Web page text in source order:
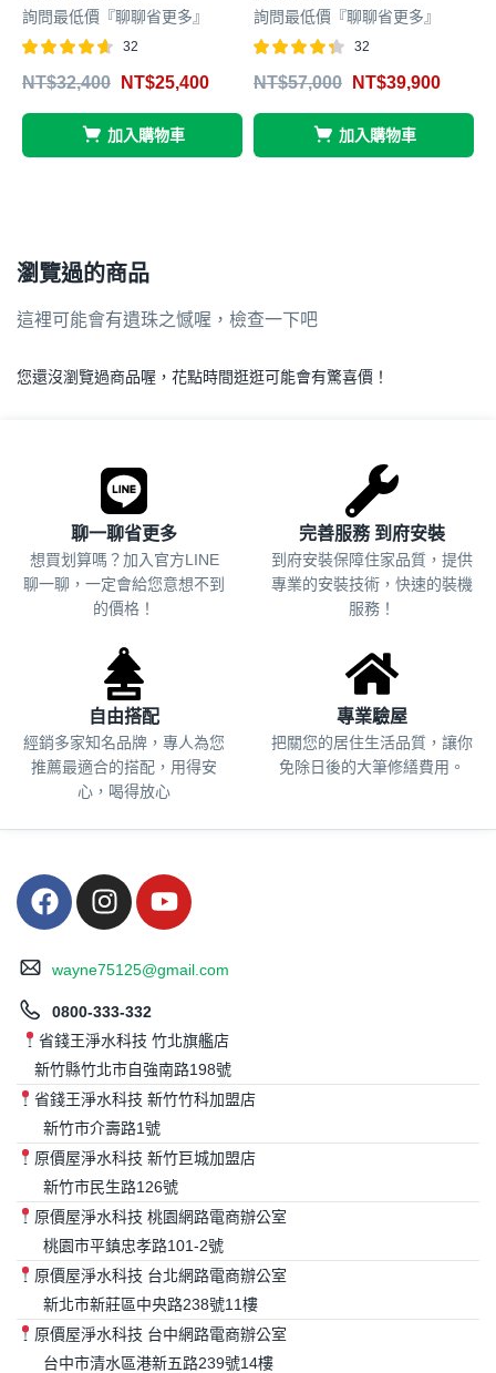
詢問最低價『聊聊省更多』
4.56
32
NT$32,400 NT$25,400
加入購物車
詢問最低價『聊聊省更多』
4.28
32
NT$57,000 NT$39,900
加入購物車
瀏覽過的商品
這裡可能會有遺珠之憾喔，檢查一下吧
您還沒瀏覽過商品喔，花點時間逛逛可能會有驚喜價！
聊一聊省更多
想買划算嗎？加入官方LINE
聊一聊，一定會給您意想不到
的價格！
完善服務 到府安裝
到府安裝保障住家品質，提供
專業的安裝技術，快速的裝機
服務！
自由搭配
經銷多家知名品牌，專人為您
推薦最適合的搭配，用得安
心，喝得放心
專業驗屋
把關您的居住生活品質， 讓你
免除日後的大筆修繕費用。
wayne75125@gmail.com
0800-333-332
省錢王淨水科技 竹北旗艦店
新竹縣竹北市自強南路198號
省錢王淨水科技 新竹竹科加盟店
新竹市介壽路1號
原價屋淨水科技 新竹巨城加盟店
新竹市民生路126號
原價屋淨水科技 桃園網路電商辦公室
桃園市平鎮忠孝路101-2號
原價屋淨水科技 台北網路電商辦公室
新北市新莊區中央路238號11樓
原價屋淨水科技 台中網路電商辦公室
台中市清水區港新五路239號14樓